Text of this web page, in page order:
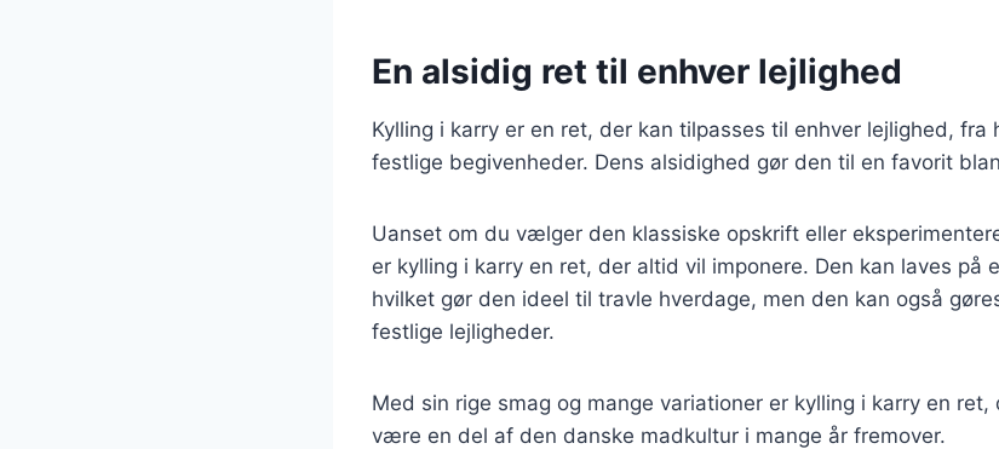
En alsidig ret til enhver lejlighed
Kylling i karry er en ret, der kan tilpasses til enhver lejlighed, fra
festlige begivenheder. Dens alsidighed gør den til en favorit
Uanset om du vælger den klassiske opskrift eller
er kylling i karry en ret, der altid vil imponere. Den kan laves på
hvilket gør den ideel til travle hverdage, men den kan også
festlige lejligheder.
Med sin rige smag og mange variationer er kylling i karry en
være en del af den danske madkultur i mange år fremover.